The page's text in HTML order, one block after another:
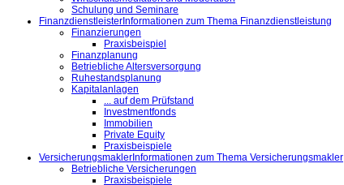
Schulung und Seminare
FinanzdienstleisterInformationen zum Thema Finanzdienstleistung
Finanzierungen
Praxisbeispiel
Finanzplanung
Betriebliche Altersversorgung
Ruhestandsplanung
Kapitalanlagen
... auf dem Prüfstand
Investmentfonds
Immobilien
Private Equity
Praxisbeispiele
VersicherungsmaklerInformationen zum Thema Versicherungsmakler
Betriebliche Versicherungen
Praxisbeispiele